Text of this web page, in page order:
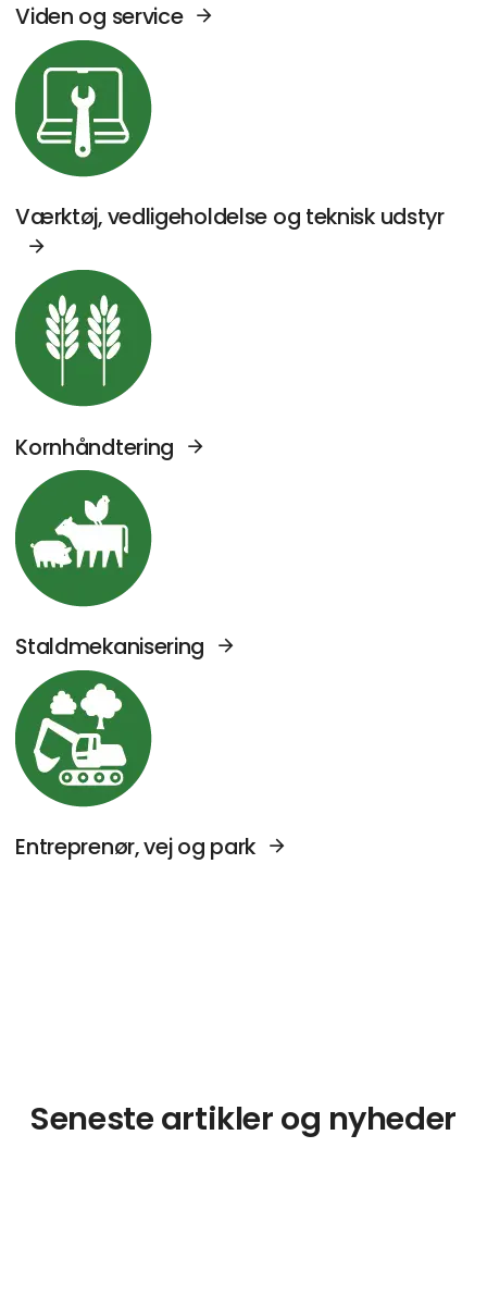
Viden og service
Værktøj, vedligeholdelse og teknisk udstyr
Kornhåndtering
Staldmekanisering
Entreprenør, vej og park
Seneste artikler og nyheder